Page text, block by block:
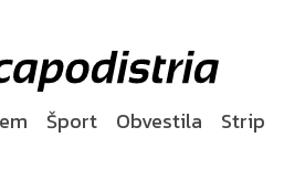
Šport Obvestila Strip